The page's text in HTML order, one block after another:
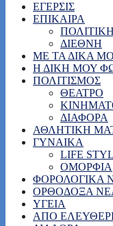
ΕΓΕΡΣΙΣ
ΕΠΙΚΑΙΡΑ
ΔΙΕΘΝΗ
ΜΕ ΤΑ ΔΙΚΑ
Η ΔΙΚΗ ΜΟΥ
ΠΟΛΙΤΙΣΜΟΣ
ΘΕΑΤΡΟ
ΔΙΑΦΟΡΑ
ΑΘΛΗΤΙΚΗ
ΓΥΝΑΙΚΑ
LIFE
ΟΜΟΡΦΙΑ
ΦΟΡΟΛΟΓΙΚΑ
ΟΡΘΟΔΟΞΑ
ΥΓΕΙΑ
ΑΠΟ